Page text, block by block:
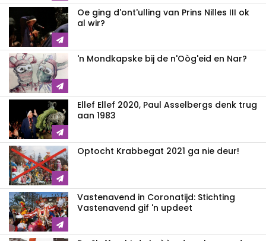
Oe ging d'ont'ulling van Prins Nilles III ok
al wir?
'n Mondkapske bij de n'Oòg'eid en Nar?
Ellef Ellef 2020, Paul Asselbergs denk trug
aan 1983
Optocht Krabbegat 2021 ga nie deur!
Vastenavend in Coronatijd: Stichting
Vastenavend gif 'n updeet